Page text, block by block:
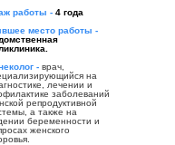
работы - 4 года
место работы -
- врач,
на
лечении и
заболеваний
репродуктивной
а также на
беременности и
женского